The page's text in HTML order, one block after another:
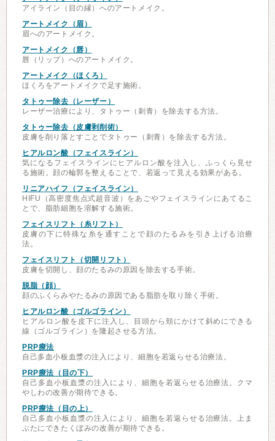
アイライン（目の縁）へのアートメイク。
アートメイク（眉）
眉へのアートメイク。
アートメイク（唇）
唇（リップ）へのアートメイク。
アートメイク（ほくろ）
ほくろをアートメイクで足す施術。
タトゥー除去（レーザー）
レーザー治療により、タトゥー（刺青）を除去する方法。
タトゥー除去（皮膚剥削術）
皮膚を削り落とすことでタトゥー（刺青）を除去する方法。
ヒアルロン酸（フェイスライン）
気になるフェイスラインにヒアルロン酸を注入し、ふっくら見せ
る施術。顔の輪郭を整えることで、若返って見える効果がある。
リニアハイフ（フェイスライン）
HIFU（高密度焦点式超音波）をあごやフェイスラインにあてるこ
とで、脂肪細胞を溶解する施術。
フェイスリフト（糸リフト）
皮膚の下に特殊な糸を通すことで顔のたるみを引き上げる治療
法。
フェイスリフト（切開リフト）
皮膚を切開し、顔のたるみの原因を除去する手術。
脱脂（顔）
顔のふくらみやたるみの原因である脂肪を取り除く手術。
ヒアルロン酸（ゴルゴライン）
ヒアルロン酸を皮下に注入し、目頭から頬にかけて斜めにできる
線（ゴルゴライン）を隆起させる方法。
PRP療法
自己多血小板血漿の注入により、細胞を若返らせる治療法。
PRP療法（目の下）
自己多血小板血漿の注入により、細胞を若返らせる治療法。クマ
やしわの改善が期待できる。
PRP療法（目の上）
自己多血小板血漿の注入により、細胞を若返らせる治療法。上ま
ぶたにできたくぼみの改善が期待できる。